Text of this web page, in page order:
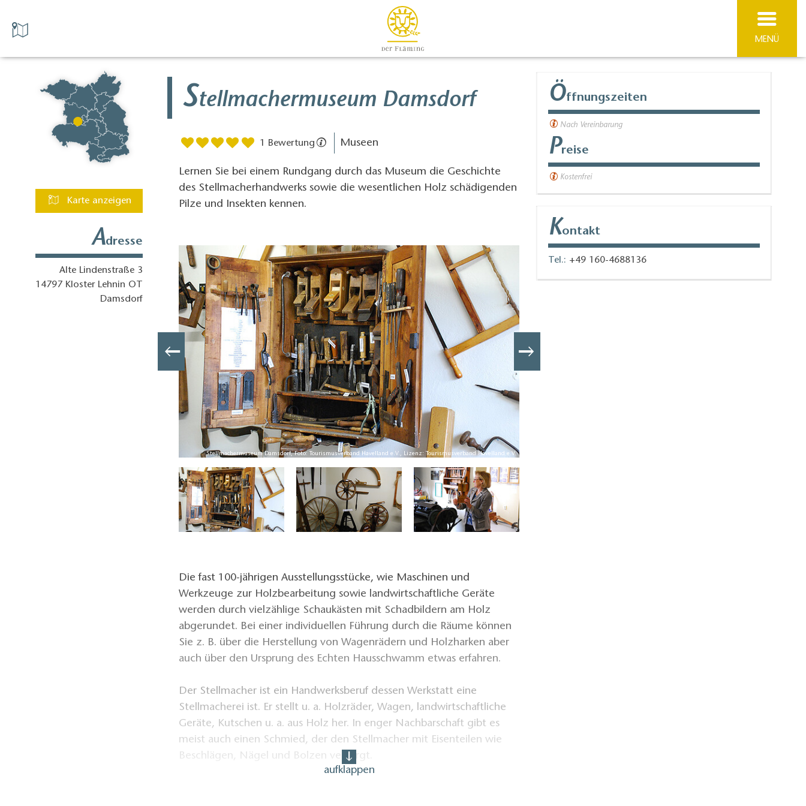
MENÜ
Karte anzeigen
Adresse
Alte Lindenstraße 3
14797 Kloster Lehnin OT
Damsdorf
Stellmachermuseum Damsdorf
1 Bewertung Museen
Lernen Sie bei einem Rundgang durch das Museum die Geschichte
des Stellmacherhandwerks sowie die wesentlichen Holz schädigenden
Pilze und Insekten kennen.
Stellmachermuseum Damsdorf, Foto: Tourismusverband Havelland e.V., Lizenz: Tourismusverband Havelland e.V.
Die fast 100-jährigen Ausstellungsstücke, wie Maschinen und
Werkzeuge zur Holzbearbeitung sowie landwirtschaftliche Geräte
werden durch vielzählige Schaukästen mit Schadbildern am Holz
abgerundet. Bei einer individuellen Führung durch die Räume können
Sie z. B. über die Herstellung von Wagenrädern und Holzharken aber
auch über den Ursprung des Echten Hausschwamm etwas erfahren.
Der Stellmacher ist ein Handwerksberuf dessen Werkstatt eine
Stellmacherei ist. Er stellt u. a. Holzräder, Wagen, landwirtschaftliche
Geräte, Kutschen u. a. aus Holz her. In enger Nachbarschaft gibt es
meist auch einen Schmied, der den Stellmacher mit Eisenteilen wie
Beschlägen, Nägel und Bolzen versorgt.
aufklappen
Öffnungszeiten
Nach Vereinbarung
Preise
Kostenfrei
Kontakt
Tel.: +49 160-4688136